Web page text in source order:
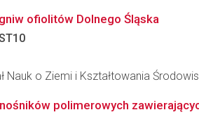
ofiolitów Dolnego Śląska
Nauk o Ziemi i Kształtowania
polimerowych